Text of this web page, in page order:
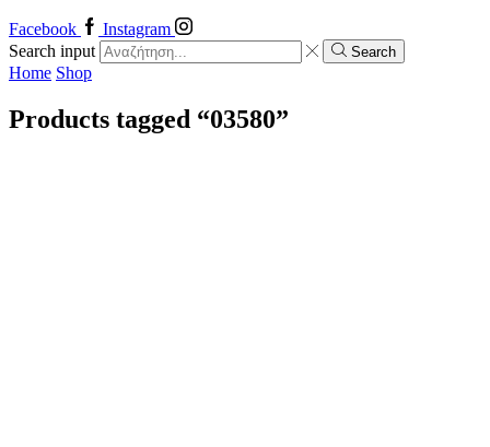
Facebook
Instagram
Search input
Search
Home Shop
Products tagged “03580”